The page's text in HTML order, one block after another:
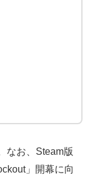
なお、Steam版
」開幕に向